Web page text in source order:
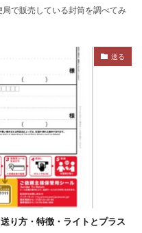
で販売している封筒を調べてみ
送る
り方・特徴・ライトとプラス